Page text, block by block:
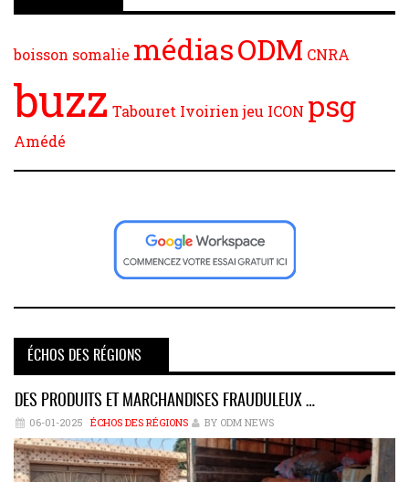
boisson somalie médiasODM CNRA
buzz Tabouret Ivoirien jeu ICON psg
Amédé
ÉCHOS DES RÉGIONS
DES PRODUITS ET MARCHANDISES FRAUDULEUX …
06-01-2025 ÉCHOS DES RÉGIONS BY ODM NEWS